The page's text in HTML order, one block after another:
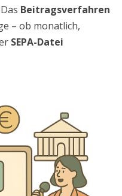
Beitragsverfahren
– ob monatlich,
SEPA-Datei